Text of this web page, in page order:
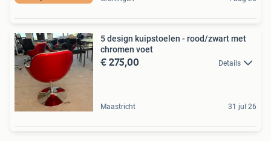
5 design kuipstoelen - rood/zwart met
chromen voet
€ 275,00 Details
Maastricht 31 jul 26